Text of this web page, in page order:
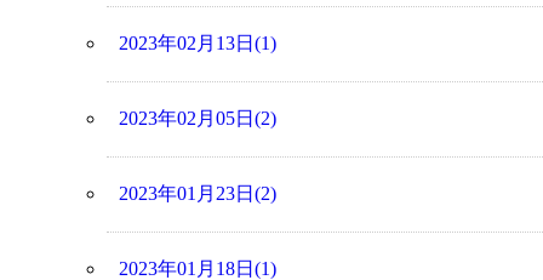
2023年02月13日(1)
2023年02月05日(2)
2023年01月23日(2)
2023年01月18日(1)